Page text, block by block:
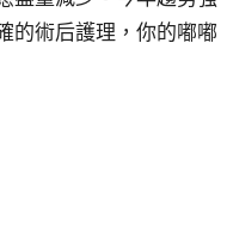
的術后護理，你的嘟嘟